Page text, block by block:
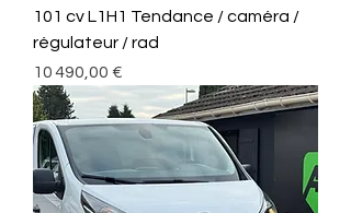
101 cv L1H1 Tendance / caméra /
régulateur / rad
Prix
10 490,00 €